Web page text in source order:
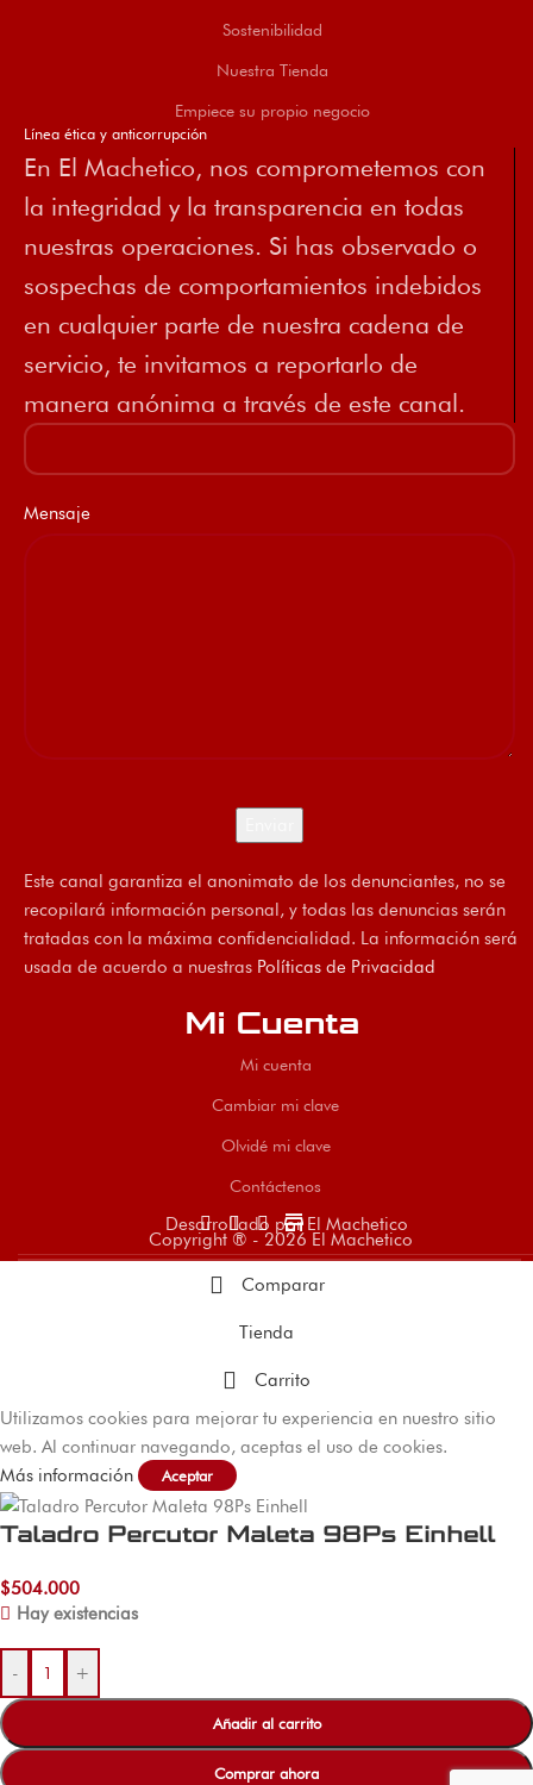
Sostenibilidad
Nuestra Tienda
Empiece su propio negocio
Línea ética y anticorrupción
En El Machetico, nos comprometemos con
la integridad y la transparencia en todas
nuestras operaciones. Si has observado o
sospechas de comportamientos indebidos
en cualquier parte de nuestra cadena de
servicio, te invitamos a reportarlo de
manera anónima a través de este canal.
Mensaje
Este canal garantiza el anonimato de los denunciantes, no se
recopilará información personal, y todas las denuncias serán
tratadas con la máxima confidencialidad. La información será
usada de acuerdo a nuestras Políticas de Privacidad
Mi Cuenta
Mi cuenta
Cambiar mi clave
Olvidé mi clave
Contáctenos
store
Desarrollado por El Machetico
Copyright ® - 2026 El Machetico
Comparar
Tienda
Carrito
Utilizamos cookies para mejorar tu experiencia en nuestro sitio
web. Al continuar navegando, aceptas el uso de cookies.
Más información
Aceptar
Taladro Percutor Maleta 98Ps Einhell
$504.000
Hay existencias
- +
Añadir al carrito
Comprar ahora